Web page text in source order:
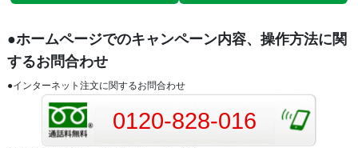
●ホームページでのキャンペーン内容、操作方法に関
するお問合わせ
●インターネット注文に関するお問合わせ
0120-828-016